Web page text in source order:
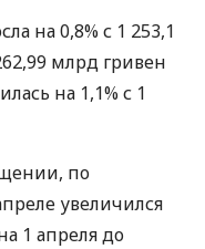
на 0,8% с 1 253,1
млрд гривен
на 1,1% с 1
по
увеличился
1 апреля до